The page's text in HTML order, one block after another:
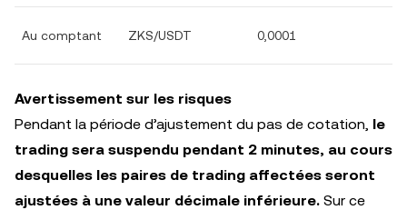
Au comptant ZKS/USDT 0,0001
Avertissement sur les risques
Pendant la période d’ajustement du pas de cotation, le
trading sera suspendu pendant 2 minutes, au cours
desquelles les paires de trading affectées seront
ajustées à une valeur décimale inférieure. Sur ce